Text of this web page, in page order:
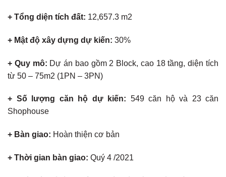
+ Tổng diện tích đất: 12,657.3 m2
+ Mật độ xây dựng dự kiến: 30%
+ Quy mô: Dự án bao gồm 2 Block, cao 18 tầng, diện tích
từ 50 – 75m2 (1PN – 3PN)
+ Số lượng căn hộ dự kiến: 549 căn hộ và 23 căn
Shophouse
+ Bàn giao: Hoàn thiện cơ bản
+ Thời gian bàn giao: Quý 4 /2021